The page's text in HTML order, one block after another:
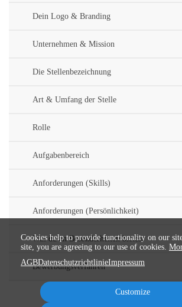
Dein Logo & Branding
Unternehmen & Mission
Die Stellenbezeichnung
Art & Umfang der Stelle
Rolle
Aufgabenbereich
Anforderungen (Skills)
Anforderungen (Persönlichkeit)
Was du an Besonderheiten bietest
Bewerbungsverfahren
Cookies help to provide functionality on our
site, you are agreeing to our use of cookies.
AGBDatenschutzrichtlinieImpressum
Customize